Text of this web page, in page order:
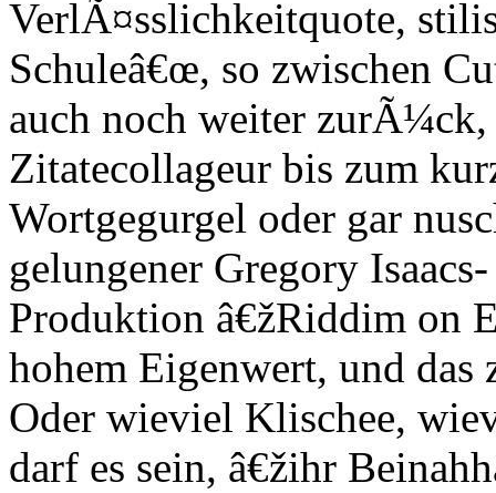
VerlÃ¤sslichkeitquote,
Schuleâ€œ, so zwischen
auch noch weiter zurÃ¼ck,
Zitatecollageur bis zum
Wortgegurgel oder gar
gelungener Gregory
Produktion â€žRiddim on
hohem Eigenwert, und
Oder wieviel Klischee,
darf es sein, â€žihr